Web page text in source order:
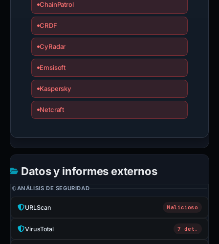
ChainPatrol
CRDF
CyRadar
Emsisoft
Kaspersky
Netcraft
Datos y informes externos
ANÁLISIS DE SEGURIDAD
URLScan Malicioso
VirusTotal 7 det.